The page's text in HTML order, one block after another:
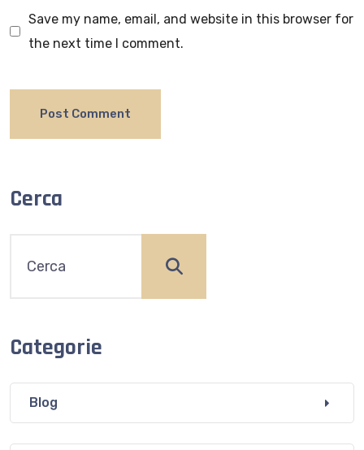
Save my name, email, and website in this browser for
the next time I comment.
Cerca
Categorie
Blog